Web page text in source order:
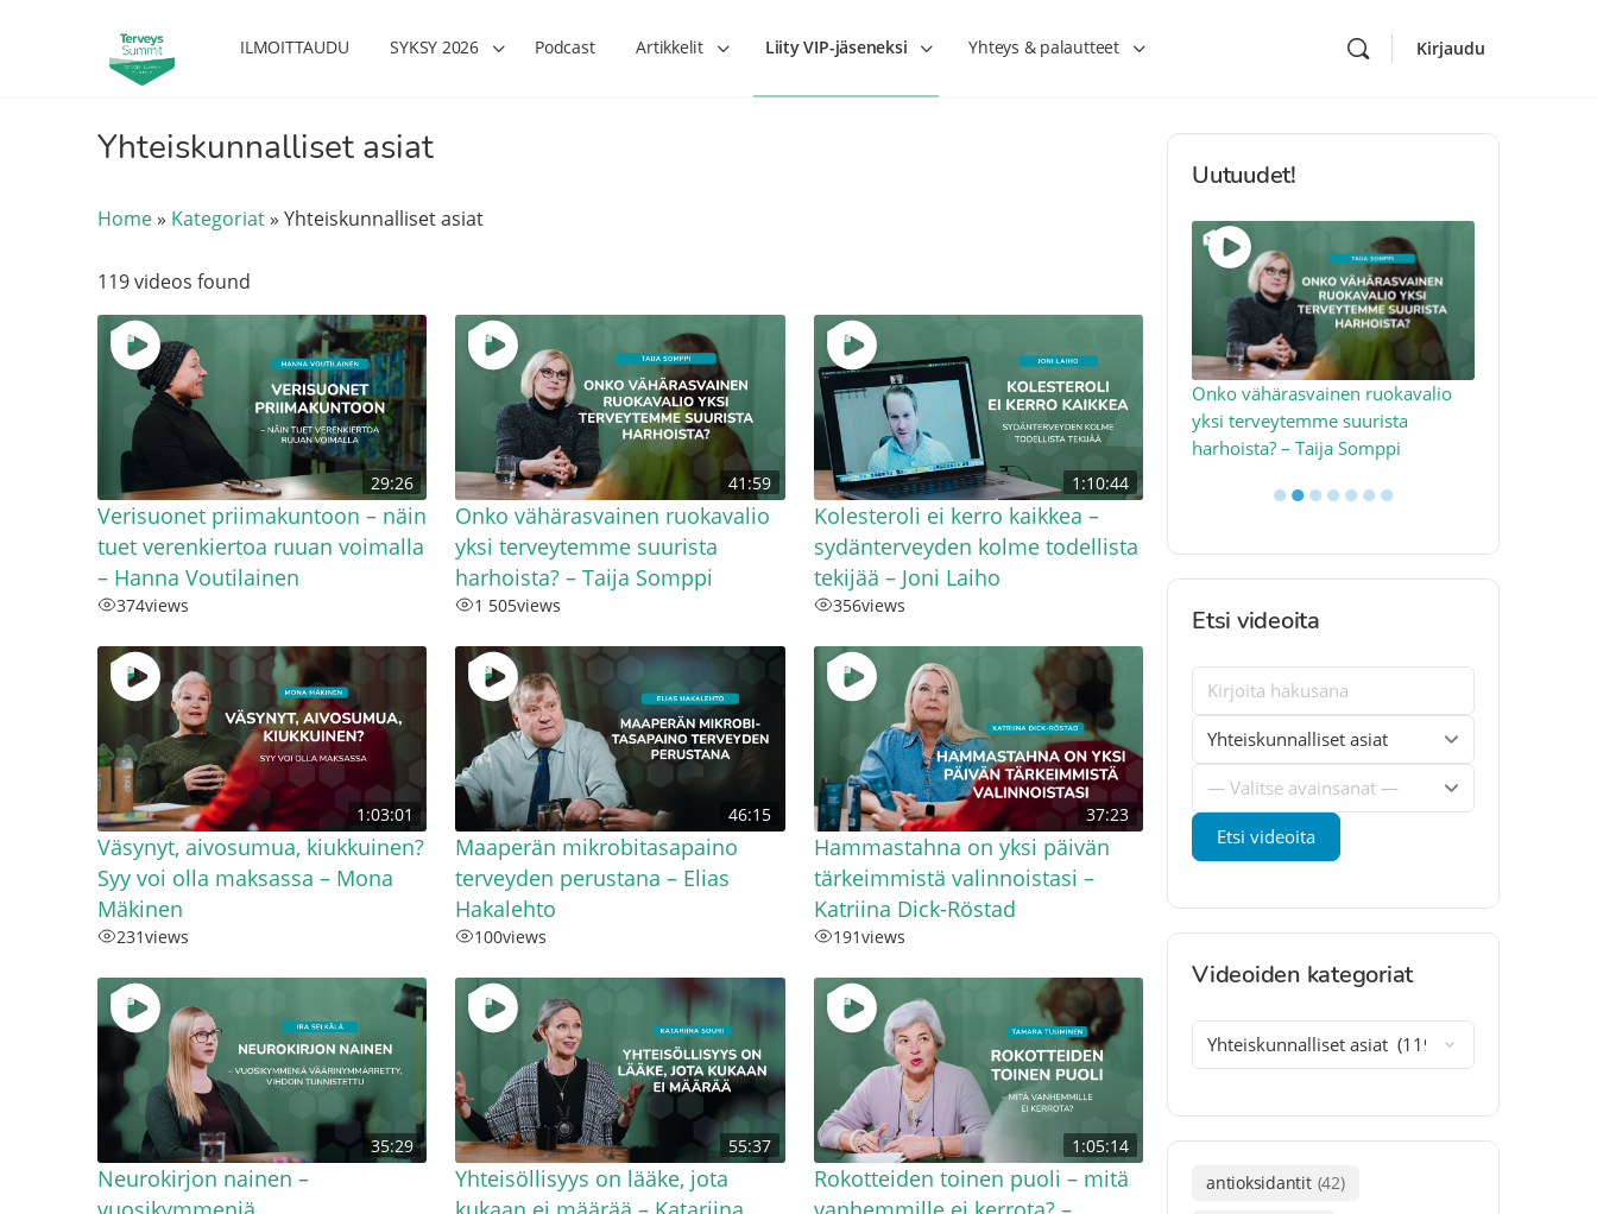
ILMOITTAUDU SYKSY 2026 Podcast Artikkelit Liity VIP-jäseneksi Yhteys & palautteet Kirjaudu
Yhteiskunnalliset asiat
Home» Kategoriat» Yhteiskunnalliset asiat
119 videos found
29:26
Verisuonet priimakuntoon – näin
tuet verenkiertoa ruuan voimalla
– Hanna Voutilainen
374views
41:59
Onko vähärasvainen ruokavalio
yksi terveytemme suurista
harhoista? – Taija Somppi
1 505views
1:10:44
Kolesteroli ei kerro kaikkea –
sydänterveyden kolme todellista
tekijää – Joni Laiho
356views
1:03:01
Väsynyt, aivosumua, kiukkuinen?
Syy voi olla maksassa – Mona
Mäkinen
231views
46:15
Maaperän mikrobitasapaino
terveyden perustana – Elias
Hakalehto
100views
37:23
Hammastahna on yksi päivän
tärkeimmistä valinnoistasi –
Katriina Dick-Röstad
191views
35:29
Neurokirjon nainen –
55:37
Yhteisöllisyys on lääke, jota
1:05:14
Rokotteiden toinen puoli – mitä
Uutuudet!
Lihasharjoittelu on naisen tärkein
hormonihoito – Kaisa Jaakkola
Verisuonet priimakuntoon – näin
tuet verenkiertoa ruuan voimalla –
Hanna Voutilainen
Onko vähärasvainen ruokavalio
yksi terveytemme suurista
harhoista? – Taija Somppi
●●●●●●●
Etsi videoita
Videoiden kategoriat
antioksidantit (42)